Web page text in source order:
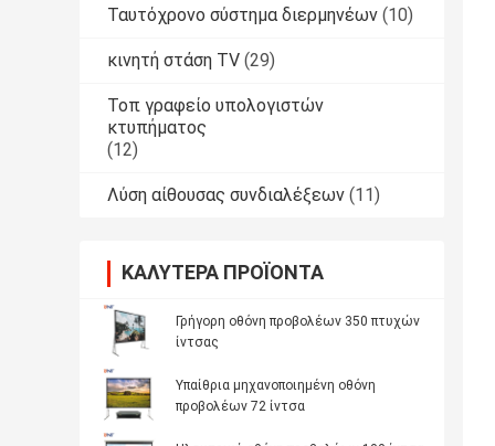
Ταυτόχρονο σύστημα διερμηνέων (10)
κινητή στάση TV (29)
Τοπ γραφείο υπολογιστών
κτυπήματος
(12)
Λύση αίθουσας συνδιαλέξεων (11)
ΚΑΛΎΤΕΡΑ ΠΡΟΪΌΝΤΑ
Γρήγορη οθόνη προβολέων 350 πτυχών
ίντσας
Υπαίθρια μηχανοποιημένη οθόνη
προβολέων 72 ίντσα